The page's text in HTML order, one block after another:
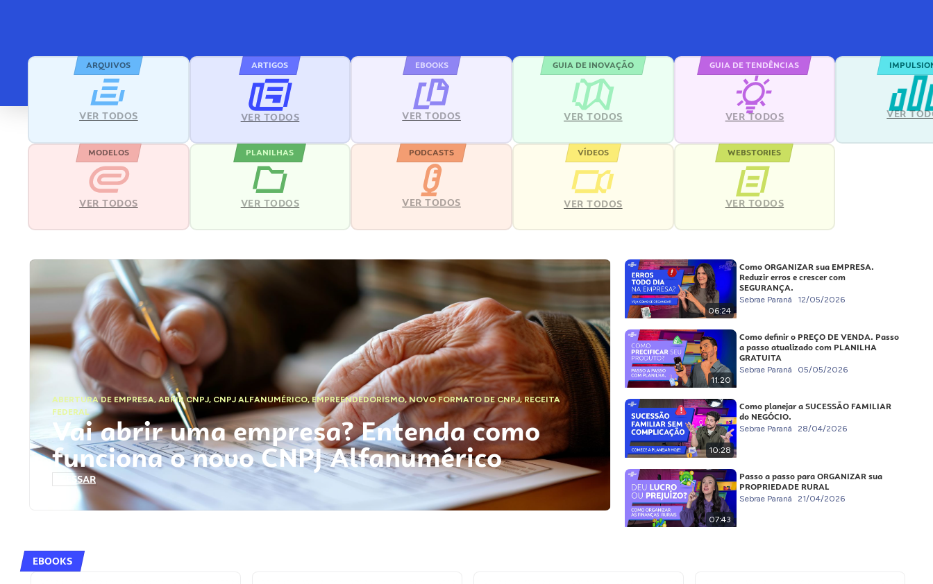
ARQUIVOS
VER TODOS
ARTIGOS
VER TODOS
EBOOKS
VER TODOS
GUIA DE INOVAÇÃO
VER TODOS
GUIA DE TENDÊNCIAS
VER TODOS VER
MODELOS
VER TODOS
PLANILHAS
VER TODOS
PODCASTS
VER TODOS
VÍDEOS
VER TODOS
WEBSTORIES
VER TODOS
ABERTURA DE EMPRESA,ABRIR CNPJ, CNPJ ALFANUMÉRICO, EMPREENDEDORISMO,NOVO FORMATO DE CNPJ,RECEITA
FEDERAL
Vai abrir uma empresa? Entenda como
funciona o novo CNPJ Alfanumérico
ACESSAR
06:24
Como ORGANIZAR sua EMPRESA.
Reduzir erros e crescer com
SEGURANÇA.
Sebrae Paraná 12/05/2026
11:20
Como definir o PREÇO DE VENDA. Passo
a passo atualizado com PLANILHA
GRATUITA
Sebrae Paraná 05/05/2026
10:28
Como planejar a SUCESSÃO FAMILIAR
do NEGÓCIO.
Sebrae Paraná 28/04/2026
07:43
Passo a passo para ORGANIZAR sua
PROPRIEDADE RURAL
Sebrae Paraná 21/04/2026
EBOOKS